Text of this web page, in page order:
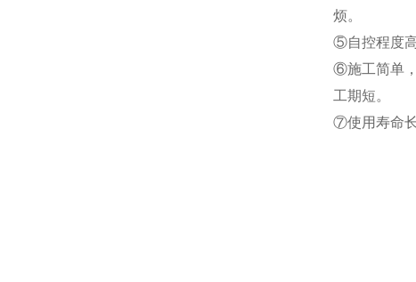
烦。
⑤自控程度
⑥施工简单
工期短。
⑦使用寿命